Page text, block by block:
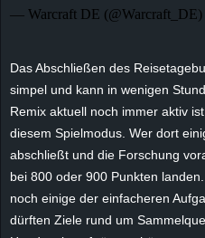
— Warcraft DE (@Warcraft_DE)
Das Abschließen des
simpel und kann in wenigen
Remix aktuell noch immer aktiv
diesem Spielmodus. Wer dort
abschließt und die Forschung
bei 800 oder 900 Punkten
noch einige der einfacheren
dürften Ziele rund um